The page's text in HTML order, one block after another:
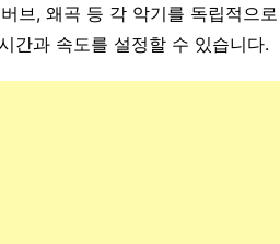
브, 왜곡 등 각 악기를 독립적으로
간과 속도를 설정할 수 있습니다.